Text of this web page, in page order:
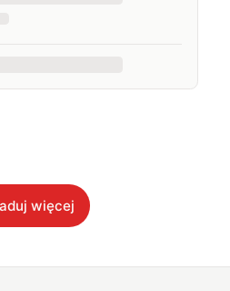
więcej